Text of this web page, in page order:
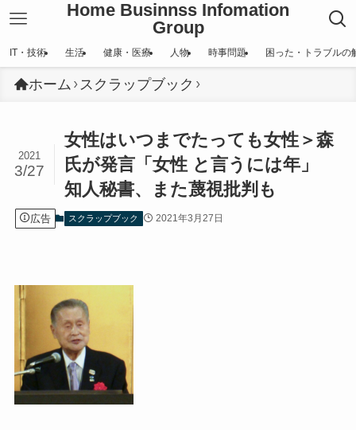
Home Businnss Infomation
Group
IT・技術 生活 健康・医療 人物 時事問題 困った・トラブルの
ホーム スクラップブック
女性はいつまでたっても女性＞森
氏が発言「女性 と言うには年」
知人秘書、また蔑視批判も
2021
3/27
広告 スクラップブック 2021年3月27日